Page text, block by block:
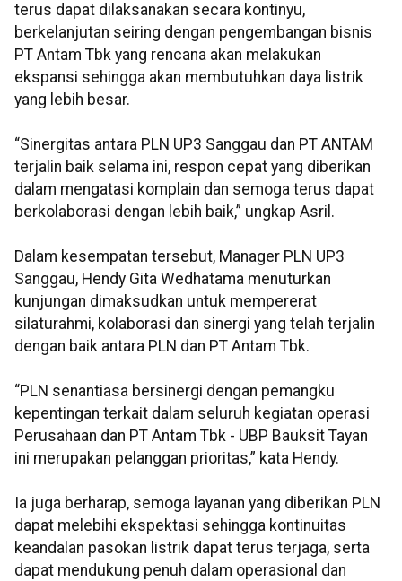
terus dapat dilaksanakan secara kontinyu,
berkelanjutan seiring dengan pengembangan bisnis
PT Antam Tbk yang rencana akan melakukan
ekspansi sehingga akan membutuhkan daya listrik
yang lebih besar.
“Sinergitas antara PLN UP3 Sanggau dan PT ANTAM
terjalin baik selama ini, respon cepat yang diberikan
dalam mengatasi komplain dan semoga terus dapat
berkolaborasi dengan lebih baik,” ungkap Asril.
Dalam kesempatan tersebut, Manager PLN UP3
Sanggau, Hendy Gita Wedhatama menuturkan
kunjungan dimaksudkan untuk mempererat
silaturahmi, kolaborasi dan sinergi yang telah terjalin
dengan baik antara PLN dan PT Antam Tbk.
“PLN senantiasa bersinergi dengan pemangku
kepentingan terkait dalam seluruh kegiatan operasi
Perusahaan dan PT Antam Tbk - UBP Bauksit Tayan
ini merupakan pelanggan prioritas,” kata Hendy.
Ia juga berharap, semoga layanan yang diberikan PLN
dapat melebihi ekspektasi sehingga kontinuitas
keandalan pasokan listrik dapat terus terjaga, serta
dapat mendukung penuh dalam operasional dan